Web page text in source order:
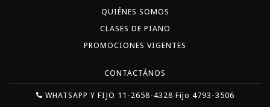
QUIÉNES SOMOS
CLASES DE PIANO
PROMOCIONES VIGENTES
CONTACTÁNOS
WHATSAPP Y FIJO 11-2658-4328 Fijo 4793-3506